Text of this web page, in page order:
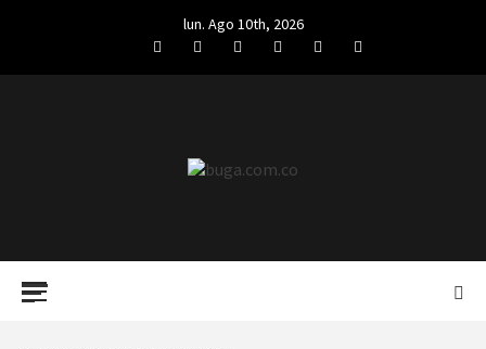
lun. Ago 10th, 2026
FacebookTwitterLinkedIn
VK YouTubeInstagram